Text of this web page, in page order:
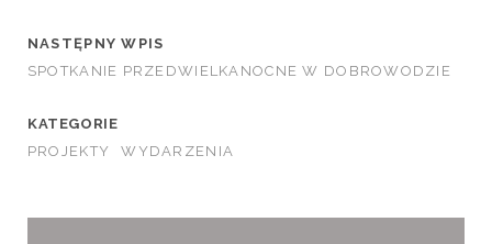
NASTĘPNY WPIS
SPOTKANIE PRZEDWIELKANOCNE W DOBROWODZIE
KATEGORIE
PROJEKTY
WYDARZENIA